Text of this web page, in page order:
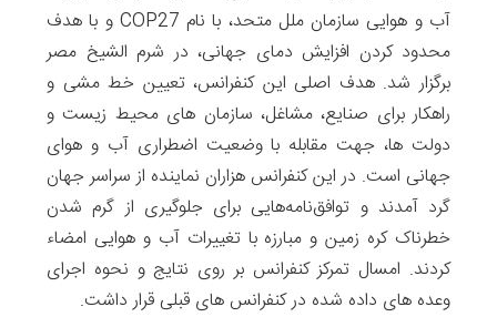
آب و هوایی سازمان ملل متحد، با نام COP27 و با هدف
محدود کردن افزایش دمای جهانی، در شرم الشیخ مصر
برگزار شد. هدف اصلی این کنفرانس، تعیین خط مشی و
راهکار برای صنایع، مشاغل، سازمان های محیط زیست و
دولت ها، جهت مقابله با وضعیت اضطراری آب و هوای
جهانی است. در این کنفرانس هزاران نماینده از سراسر جهان
گرد آمدند و توافق‌نامه‌هایی برای جلوگیری از گرم شدن
خطرناک کره زمین و مبارزه با تغییرات آب ‌و هوایی امضاء
کردند. امسال تمرکز کنفرانس بر روی نتایج و نحوه اجرای
وعده های داده شده در کنفرانس های قبلی قرار داشت.